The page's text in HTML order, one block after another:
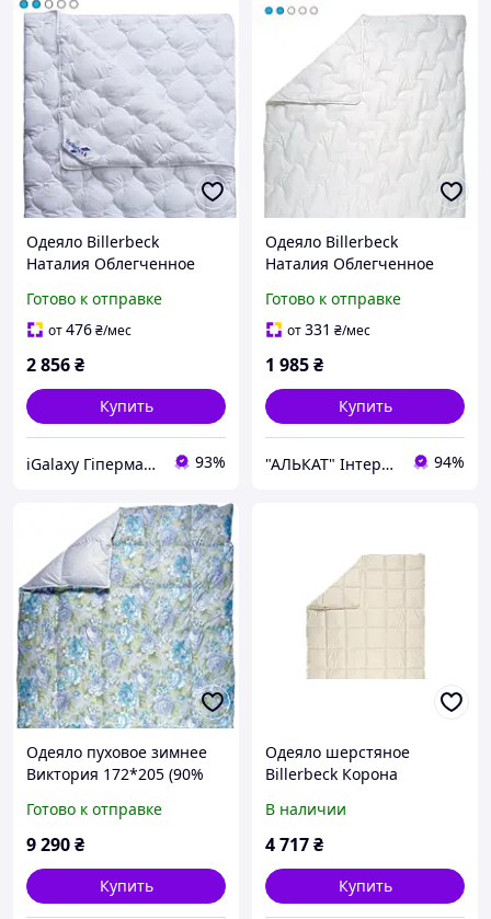
Одеяло Billerbeck
Наталия Облегченное
Готово к отправке
от476₴/мес
2 856₴
Купить
iGalaxy Гіпермаркет подарунків 93%
Одеяло Billerbeck
Наталия Облегченное
Готово к отправке
от331 ₴/мес
1 985₴
Купить
"АЛЬКАТ" Інтернет магазин 94%
Одеяло пуховое зимнее
Виктория 172*205 (90%
К2
Готово к отправке
9 290₴
Купить
Одеяло шерстяное
Billerbeck Корона
В наличии
4 717₴
Купить